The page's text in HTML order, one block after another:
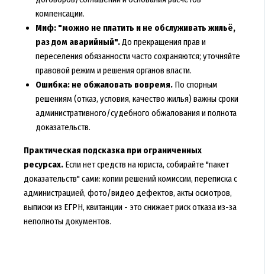
компенсации.
Миф: "можно не платить и не обслуживать жильё,
раз дом аварийный".До прекращения прав и
переселения обязанности часто сохраняются; уточняйте
правовой режим и решения органов власти.
Ошибка: не обжаловать вовремя.По спорным
решениям (отказ, условия, качество жилья) важны сроки
административного/судебного обжалования и полнота
доказательств.
Практическая подсказка при ограниченных
ресурсах.Если нет средств на юриста, собирайте "пакет
доказательств" сами: копии решений комиссии, переписка с
администрацией, фото/видео дефектов, акты осмотров,
выписки из ЕГРН, квитанции - это снижает риск отказа из-за
неполноты документов.